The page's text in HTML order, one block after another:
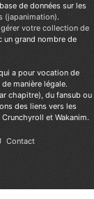
de données sur les
(japanimation).
gérer votre collection de
un grand nombre de
a pour vocation de
manière légale.
chapitre), du fansub ou
des liens vers les
et Wakanim.
Contact